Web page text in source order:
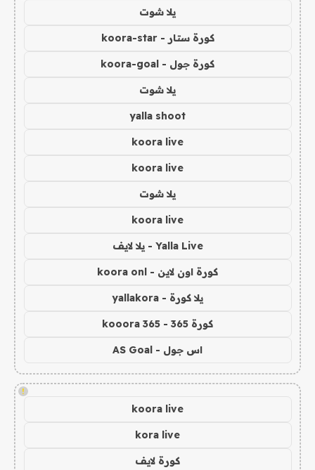
يلا شوت
كورة ستار - koora-star
كورة جول - koora-goal
يلا شوت
yalla shoot
koora live
koora live
يلا شوت
koora live
Yalla Live - يلا لايف
كورة اون لاين - koora onl
يلا كورة - yallakora
كورة 365 - kooora 365
اس جول - AS Goal
!
koora live
kora live
كورة لايف